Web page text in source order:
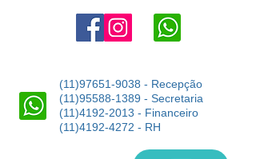
(11)97651-9038 - Recepção
(11)95588-1389 - Secretaria
(11)4192-2013 - Financeiro
(11)4192-4272 - RH